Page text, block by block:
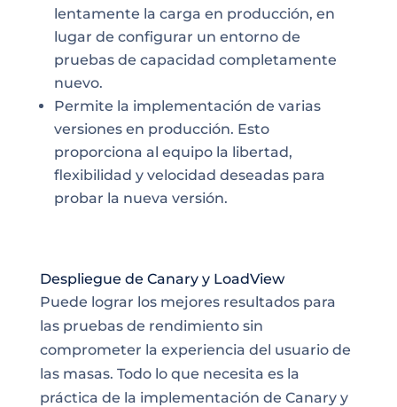
lentamente la carga en producción, en
lugar de configurar un entorno de
pruebas de capacidad completamente
nuevo.
Permite la implementación de varias
versiones en producción. Esto
proporciona al equipo la libertad,
flexibilidad y velocidad deseadas para
probar la nueva versión.
Despliegue de Canary y LoadView
Puede lograr los mejores resultados para
las pruebas de rendimiento sin
comprometer la experiencia del usuario de
las masas. Todo lo que necesita es la
práctica de la implementación de Canary y